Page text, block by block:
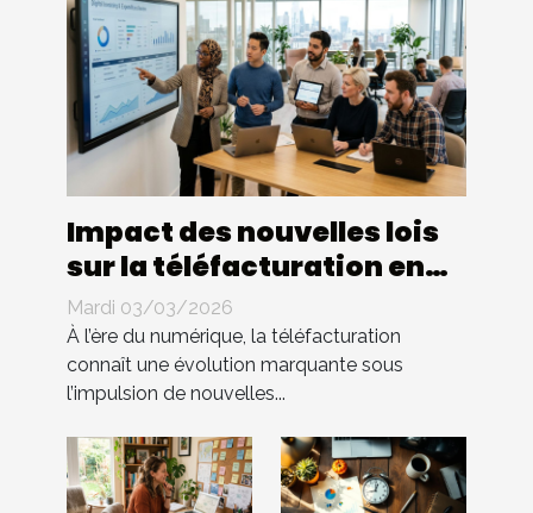
Impact des nouvelles lois
sur la téléfacturation en
entreprise : quels
changements ?
Mardi 03/03/2026
À l’ère du numérique, la téléfacturation
connaît une évolution marquante sous
l’impulsion de nouvelles...